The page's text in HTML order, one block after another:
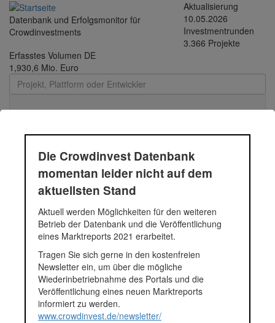
Direkt zum Inhalt
Datenbank und Erfolgsmonitor für
Crowdinvestments
Aktualisierung
10.05.2026
Investmentrunden
3.366 Projekte
Erfasstes Volumen DE
1,930,6 Mio. Euro
Toggle
Durchschnittsprojekt
05.-12.2018 - 202 |
Funding Circle Kredit |
2018
Durchschnittsprojekt 05.-12.2018
Fundingsumme
Finanziert in
2018
Die Crowdinvest Datenbank
momentan leider nicht auf dem
aktuellsten Stand
Aktuell werden Möglichkeiten für den weiteren
Betrieb der Datenbank und die Veröffentlichung
eines Marktreports 2021 erarbeitet.
Tragen Sie sich gerne in den kostenfreien
Newsletter ein, um über die mögliche
Wiederinbetriebnahme des Portals und die
Veröffentlichung eines neuen Marktreports
informiert zu werden.
www.crowdinvest.de/newsletter/